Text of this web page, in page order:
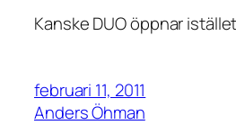
Kanske DUO öppnar
februari 11, 2011
Anders Öhman